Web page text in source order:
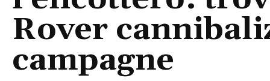
Rover
campagne